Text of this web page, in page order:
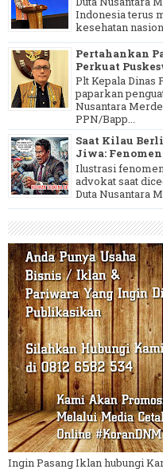
Indonesia terus
kesehatan
Pertahankan
Perkuat
Plt Kepala
paparkan
Nusantara
PPN/Bapp...
Saat Kilau
Jiwa:
Ilustrasi
advokat saat
Duta Nusantara
Ingin Pasang Iklan hubungi